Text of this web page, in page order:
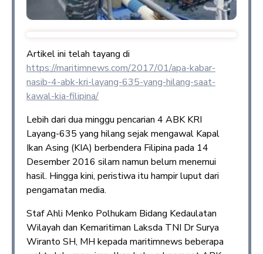
Artikel ini telah tayang di
https://maritimnews.com/2017/01/apa-kabar-
nasib-4-abk-kri-layang-635-yang-hilang-saat-
kawal-kia-filipina/
Lebih dari dua minggu pencarian 4 ABK KRI
Layang-635 yang hilang sejak mengawal Kapal
Ikan Asing (KIA) berbendera Filipina pada 14
Desember 2016 silam namun belum menemui
hasil. Hingga kini, peristiwa itu hampir luput dari
pengamatan media.
Staf Ahli Menko Polhukam Bidang Kedaulatan
Wilayah dan Kemaritiman Laksda TNI Dr Surya
Wiranto SH, MH kepada maritimnews beberapa